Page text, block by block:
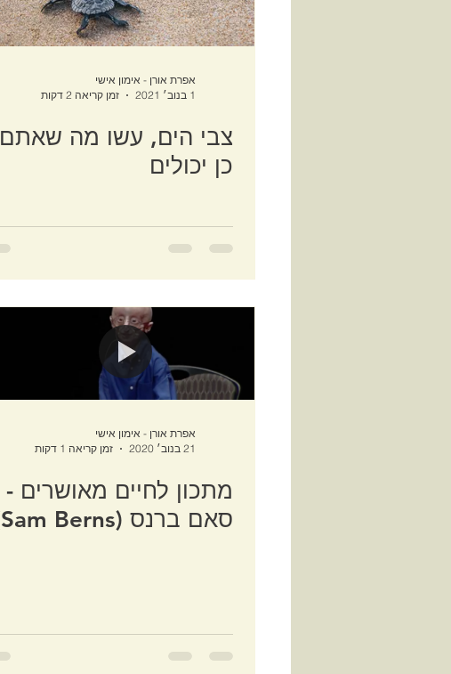
אפרת אורן - אימון אישי
1 בנוב׳ 2021
זמן קריאה 2 דקות
צבי הים, עשו מה שאתם
כן יכולים
אפרת אורן - אימון אישי
21 בנוב׳ 2020
זמן קריאה 1 דקות
מתכון לחיים מאושרים -
סאם ברנס (Sam Berns)